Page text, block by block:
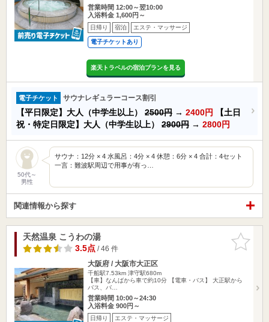
営業時間 12:00～翌10:00
入浴料金 1,600円～
日帰り 宿泊 エステ・マッサージ
電子チケットあり
楽天トラベルの宿泊プランを見る
電子チケット サウナレギュラーコース割引
【平日限定】大人（中学生以上） 2500円 → 2400円
【土日
祝・特定日限定】大人（中学生以上） 2900円 → 2800円
50代～
男性
サウナ：12分 × 4 水風呂：4分 × 4 休憩：6分 × 4 合計：4セット
一言：難波駅周辺で用事が有っ…
関連情報から探す
お気に入
りに追加
天然温泉 こうわの湯
3.5点/ 46 件
大阪府 / 大阪市大正区
千船駅7.53km 津守駅680m
【車】なんばから車で約10分 【電車・バス】 大正駅から
バス、バ…
営業時間 10:00～24:30
入浴料金 900円～
日帰り エステ・マッサージ